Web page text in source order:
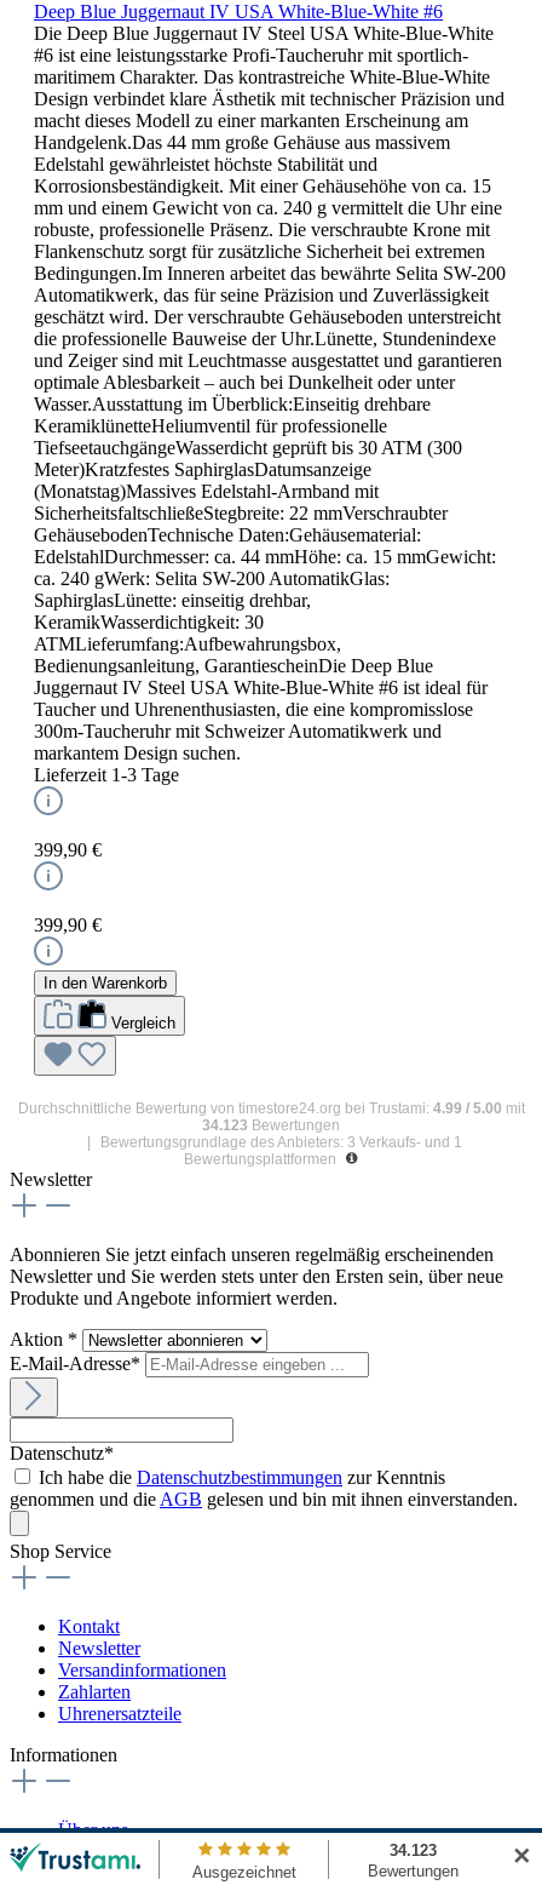
Deep Blue Juggernaut IV USA White-Blue-White #6
Die Deep Blue Juggernaut IV Steel USA White-Blue-White
#6 ist eine leistungsstarke Profi-Taucheruhr mit sportlich-
maritimem Charakter. Das kontrastreiche White-Blue-White
Design verbindet klare Ästhetik mit technischer Präzision und
macht dieses Modell zu einer markanten Erscheinung am
Handgelenk.Das 44 mm große Gehäuse aus massivem
Edelstahl gewährleistet höchste Stabilität und
Korrosionsbeständigkeit. Mit einer Gehäusehöhe von ca. 15
mm und einem Gewicht von ca. 240 g vermittelt die Uhr eine
robuste, professionelle Präsenz. Die verschraubte Krone mit
Flankenschutz sorgt für zusätzliche Sicherheit bei extremen
Bedingungen.Im Inneren arbeitet das bewährte Selita SW-200
Automatikwerk, das für seine Präzision und Zuverlässigkeit
geschätzt wird. Der verschraubte Gehäuseboden unterstreicht
die professionelle Bauweise der Uhr.Lünette, Stundenindexe
und Zeiger sind mit Leuchtmasse ausgestattet und garantieren
optimale Ablesbarkeit – auch bei Dunkelheit oder unter
Wasser.Ausstattung im Überblick:Einseitig drehbare
KeramiklünetteHeliumventil für professionelle
TiefseetauchgängeWasserdicht geprüft bis 30 ATM (300
Meter)Kratzfestes SaphirglasDatumsanzeige
(Monatstag)Massives Edelstahl-Armband mit
SicherheitsfaltschließeStegbreite: 22 mmVerschraubter
GehäusebodenTechnische Daten:Gehäusematerial:
EdelstahlDurchmesser: ca. 44 mmHöhe: ca. 15 mmGewicht:
ca. 240 gWerk: Selita SW-200 AutomatikGlas:
SaphirglasLünette: einseitig drehbar,
KeramikWasserdichtigkeit: 30
ATMLieferumfang:Aufbewahrungsbox,
Bedienungsanleitung, GarantiescheinDie Deep Blue
Juggernaut IV Steel USA White-Blue-White #6 ist ideal für
Taucher und Uhrenenthusiasten, die eine kompromisslose
300m-Taucheruhr mit Schweizer Automatikwerk und
markantem Design suchen.
Lieferzeit 1-3 Tage
399,90 €
399,90 €
In den Warenkorb
Vergleich
Durchschnittliche Bewertung von timestore24.org bei Trustami: 4.99 / 5.00 mit
34.123 Bewertungen
Bewertungsgrundlage des Anbieters: 3 Verkaufs- und 1
Bewertungsplattformen
Newsletter
Abonnieren Sie jetzt einfach unseren regelmäßig erscheinenden
Newsletter und Sie werden stets unter den Ersten sein, über neue
Produkte und Angebote informiert werden.
Aktion *
E-Mail-Adresse*
Datenschutz*
Ich habe die Datenschutzbestimmungen zur Kenntnis
genommen und die AGB gelesen und bin mit ihnen einverstanden.
Shop Service
Kontakt
Newsletter
Versandinformationen
Zahlarten
Uhrenersatzteile
Informationen
Über uns
Batterieentsorgung
Hinweise zur Elektroaltgeräteentsorgung
✕